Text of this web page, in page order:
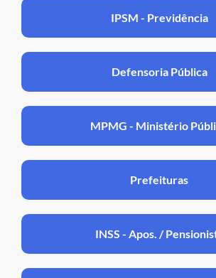
IPSM - Previdência
Defensoria Pública
MPMG - Ministério
Prefeituras
INSS - Apos. /